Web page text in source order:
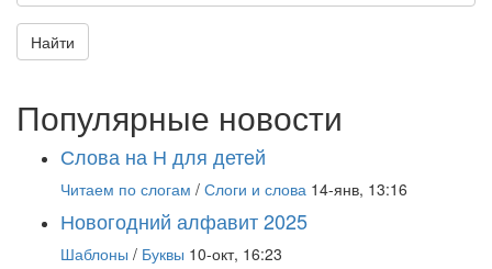
Найти
Популярные новости
Слова на Н для детей
Читаем по слогам / Слоги и слова 14-янв, 13:16
Новогодний алфавит 2025
Шаблоны / Буквы 10-окт, 16:23